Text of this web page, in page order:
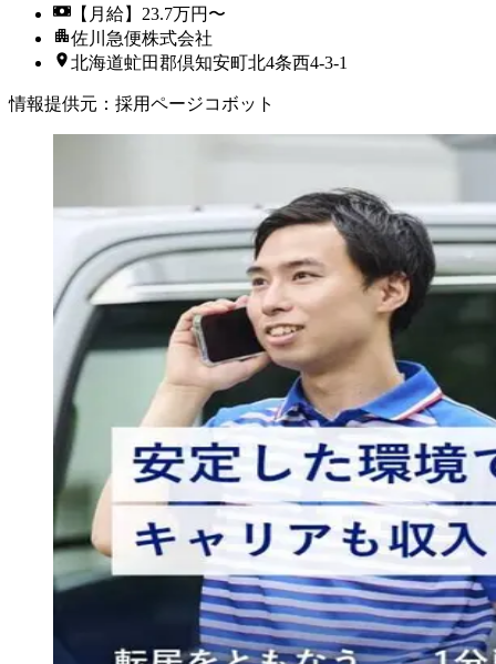
【月給】23.7万円〜
佐川急便株式会社
北海道虻田郡倶知安町北4条西4-3-1
情報提供元 ： 採用ページコボット